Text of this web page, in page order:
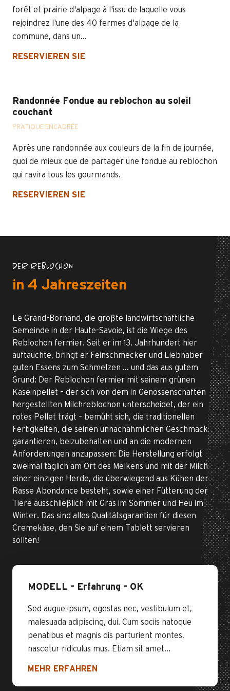
forêt et prairie d'alpage à l'issu de laquelle vous
rejoindrez l'une des 40 fermes d'alpage de la
commune, dans un...
RESERVIEREN SIE
Randonnée Fondue au reblochon au soleil
couchant
PRATIQUE ENCADRÉE
Après une randonnée aux couleurs de la fin de journée,
quoi de mieux que de partager une fondue au reblochon
qui ravira tous les gourmands.
RESERVIEREN SIE
DER REBLOCHON
in 4 Jahreszeiten
Le Grand-Bornand, die größte landwirtschaftliche
Gemeinde in der Haute-Savoie, ist die Wiege des
Reblochon fermier. Seit er im 13. Jahrhundert hier
auftauchte, bringt er Feinschmecker und Liebhaber
guten Essens zum Schmelzen … und das aus gutem
Grund: Der Reblochon fermier mit seinem grünen
Kaseinpellet – der sich von dem in Genossenschaften
hergestellten Milchreblochon unterscheidet, der ein
rotes Pellet trägt – bemüht sich, die traditionellen
Fertigkeiten, die seinen unnachahmlichen Geschmack
garantieren, beizubehalten und an die modernen
Anforderungen anzupassen: Die Herstellung erfolgt
zweimal täglich am Ort des Melkens und mit der Milch
einer einzigen Herde, die überwiegend aus Kühen der
Rasse Abondance besteht, sowie einer Fütterung der
Tiere ausschließlich mit Gras im Sommer und Heu im
Winter. Das sind alles Qualitätsgarantien für diesen
Cremekäse, den Sie auf einem Tablett servieren
sollten!
MODELL – Erfahrung – OK
Sed augue ipsum, egestas nec, vestibulum et,
malesuada adipiscing, dui. Cum sociis natoque
penatibus et magnis dis parturient montes,
nascetur ridiculus mus. Etiam sit amet...
MEHR ERFAHREN